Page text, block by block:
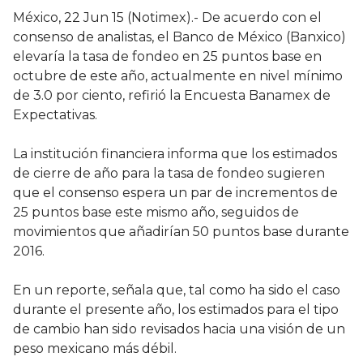
México, 22 Jun 15 (Notimex).- De acuerdo con el
consenso de analistas, el Banco de México (Banxico)
elevaría la tasa de fondeo en 25 puntos base en
octubre de este año, actualmente en nivel mínimo
de 3.0 por ciento, refirió la Encuesta Banamex de
Expectativas.
La institución financiera informa que los estimados
de cierre de año para la tasa de fondeo sugieren
que el consenso espera un par de incrementos de
25 puntos base este mismo año, seguidos de
movimientos que añadirían 50 puntos base durante
2016.
En un reporte, señala que, tal como ha sido el caso
durante el presente año, los estimados para el tipo
de cambio han sido revisados hacia una visión de un
peso mexicano más débil.